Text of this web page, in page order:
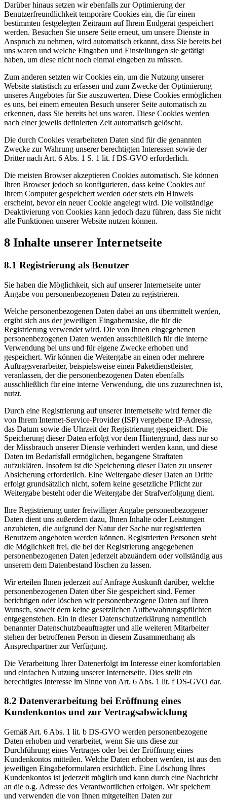
Darüber hinaus setzen wir ebenfalls zur Optimierung der
Benutzerfreundlichkeit temporäre Cookies ein, die für einen
bestimmten festgelegten Zeitraum auf Ihrem Endgerät gespeichert
werden. Besuchen Sie unsere Seite erneut, um unsere Dienste in
Anspruch zu nehmen, wird automatisch erkannt, dass Sie bereits bei
uns waren und welche Eingaben und Einstellungen sie getätigt
haben, um diese nicht noch einmal eingeben zu müssen.
Zum anderen setzten wir Cookies ein, um die Nutzung unserer
Website statistisch zu erfassen und zum Zwecke der Optimierung
unseres Angebotes für Sie auszuwerten. Diese Cookies ermöglichen
es uns, bei einem erneuten Besuch unserer Seite automatisch zu
erkennen, dass Sie bereits bei uns waren. Diese Cookies werden
nach einer jeweils definierten Zeit automatisch gelöscht.
Die durch Cookies verarbeiteten Daten sind für die genannten
Zwecke zur Wahrung unserer berechtigten Interessen sowie der
Dritter nach Art. 6 Abs. 1 S. 1 lit. f DS-GVO erforderlich.
Die meisten Browser akzeptieren Cookies automatisch. Sie können
Ihren Browser jedoch so konfigurieren, dass keine Cookies auf
Ihrem Computer gespeichert werden oder stets ein Hinweis
erscheint, bevor ein neuer Cookie angelegt wird. Die vollständige
Deaktivierung von Cookies kann jedoch dazu führen, dass Sie nicht
alle Funktionen unserer Website nutzen können.
8 Inhalte unserer Internetseite
8.1 Registrierung als Benutzer
Sie haben die Möglichkeit, sich auf unserer Internetseite unter
Angabe von personenbezogenen Daten zu registrieren.
Welche personenbezogenen Daten dabei an uns übermittelt werden,
ergibt sich aus der jeweiligen Eingabemaske, die für die
Registrierung verwendet wird. Die von Ihnen eingegebenen
personenbezogenen Daten werden ausschließlich für die interne
Verwendung bei uns und für eigene Zwecke erhoben und
gespeichert. Wir können die Weitergabe an einen oder mehrere
Auftragsverarbeiter, beispielsweise einen Paketdienstleister,
veranlassen, der die personenbezogenen Daten ebenfalls
ausschließlich für eine interne Verwendung, die uns zuzurechnen ist,
nutzt.
Durch eine Registrierung auf unserer Internetseite wird ferner die
von Ihrem Internet-Service-Provider (ISP) vergebene IP-Adresse,
das Datum sowie die Uhrzeit der Registrierung gespeichert. Die
Speicherung dieser Daten erfolgt vor dem Hintergrund, dass nur so
der Missbrauch unserer Dienste verhindert werden kann, und diese
Daten im Bedarfsfall ermöglichen, begangene Straftaten
aufzuklären. Insofern ist die Speicherung dieser Daten zu unserer
Absicherung erforderlich. Eine Weitergabe dieser Daten an Dritte
erfolgt grundsätzlich nicht, sofern keine gesetzliche Pflicht zur
Weitergabe besteht oder die Weitergabe der Strafverfolgung dient.
Ihre Registrierung unter freiwilliger Angabe personenbezogener
Daten dient uns außerdem dazu, Ihnen Inhalte oder Leistungen
anzubieten, die aufgrund der Natur der Sache nur registrierten
Benutzern angeboten werden können. Registrierten Personen steht
die Möglichkeit frei, die bei der Registrierung angegebenen
personenbezogenen Daten jederzeit abzuändern oder vollständig aus
unserem dem Datenbestand löschen zu lassen.
Wir erteilen Ihnen jederzeit auf Anfrage Auskunft darüber, welche
personenbezogenen Daten über Sie gespeichert sind. Ferner
berichtigen oder löschen wir personenbezogene Daten auf Ihren
Wunsch, soweit dem keine gesetzlichen Aufbewahrungspflichten
entgegenstehen. Ein in dieser Datenschutzerklärung namentlich
benannter Datenschutzbeauftragter und alle weiteren Mitarbeiter
stehen der betroffenen Person in diesem Zusammenhang als
Ansprechpartner zur Verfügung.
Die Verarbeitung Ihrer Datenerfolgt im Interesse einer komfortablen
und einfachen Nutzung unserer Internetseite. Dies stellt ein
berechtigtes Interesse im Sinne von Art. 6 Abs. 1 lit. f DS-GVO dar.
8.2 Datenverarbeitung bei Eröffnung eines
Kundenkontos und zur Vertragsabwicklung
Gemäß Art. 6 Abs. 1 lit. b DS-GVO werden personenbezogene
Daten erhoben und verarbeitet, wenn Sie uns diese zur
Durchführung eines Vertrages oder bei der Eröffnung eines
Kundenkontos mitteilen. Welche Daten erhoben werden, ist aus den
jeweiligen Eingabeformularen ersichtlich. Eine Löschung Ihres
Kundenkontos ist jederzeit möglich und kann durch eine Nachricht
an die o.g. Adresse des Verantwortlichen erfolgen. Wir speichern
und verwenden die von Ihnen mitgeteilten Daten zur